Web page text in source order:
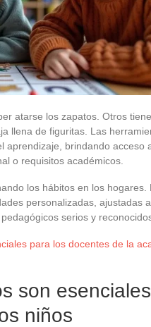
atarse los zapatos. Otros
llena de figuritas. Las
aprendizaje, brindando acceso
o requisitos académicos.
los hábitos en los hogares.
personalizadas, ajustadas
serios y
para los docentes de la
son
niños